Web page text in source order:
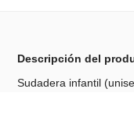
Descripción del
Sudadera infantil